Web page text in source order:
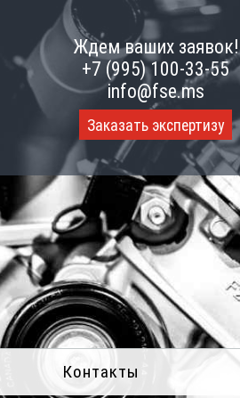
Ждем ваших заявок!
+7 (995) 100-33-55
info@fse.ms
Заказать экспертизу
Контакты